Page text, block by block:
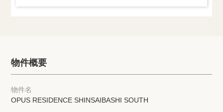
物件概要
物件名
OPUS RESIDENCE SHINSAIBASHI SOUTH